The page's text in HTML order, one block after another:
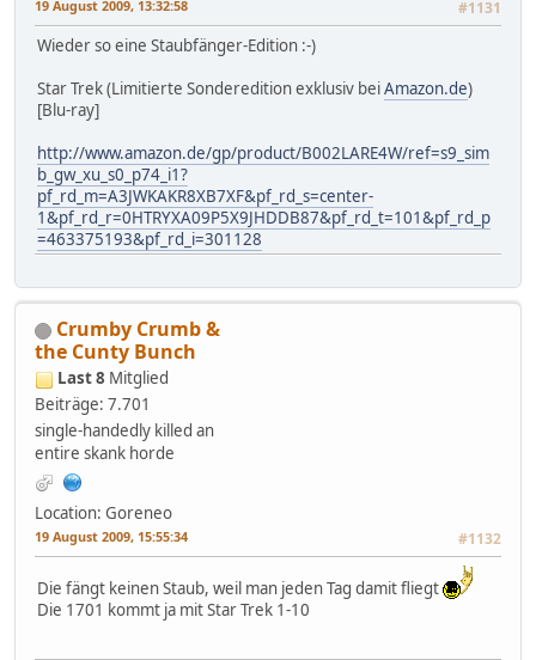
19 August 2009, 13:32:58 #1131
Wieder so eine Staubfänger-Edition :-)
Star Trek (Limitierte Sonderedition exklusiv beiAmazon.de)
[Blu-ray]
http://www.amazon.de/gp/product/B002LARE4W/ref=s9_sim
b_gw_xu_s0_p74_i1?
pf_rd_m=A3JWKAKR8XB7XF&pf_rd_s=center-
1&pf_rd_r=0HTRYXA09P5X9JHDDB87&pf_rd_t=101&pf_rd_p
=463375193&pf_rd_i=301128
Crumby Crumb &
the Cunty Bunch
Last 8 Mitglied
Beiträge: 7.701
single-handedly killed an
entire skank horde
Location: Goreneo
19 August 2009, 15:55:34 #1132
Die fängt keinen Staub, weil man jeden Tag damit fliegt
Die 1701 kommt ja mit Star Trek 1-10